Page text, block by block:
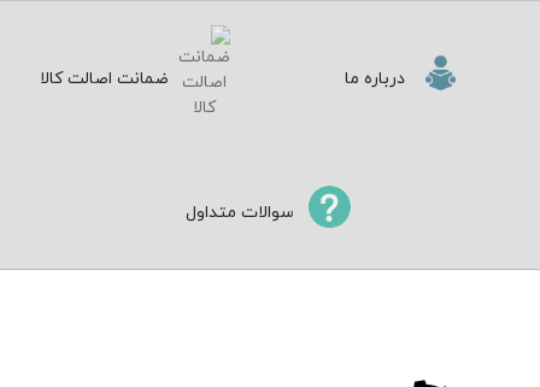
درباره ما ضمانت اصالت کالا
سوالات متداول